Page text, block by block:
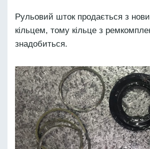
Рульовий шток продається з
кільцем, тому кільце з
знадобиться.